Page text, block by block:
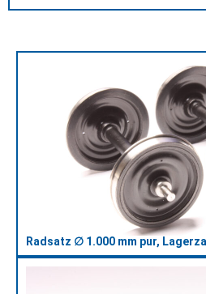
Radsatz ∅ 1.000 mm pur,